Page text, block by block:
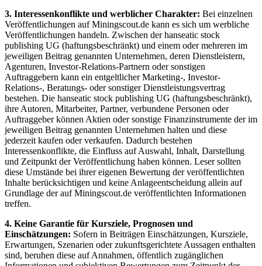
3. Interessenkonflikte und werblicher Charakter: Bei einzelnen
Veröffentlichungen auf Miningscout.de kann es sich um werbliche
Veröffentlichungen handeln. Zwischen der hanseatic stock
publishing UG (haftungsbeschränkt) und einem oder mehreren im
jeweiligen Beitrag genannten Unternehmen, deren Dienstleistern,
Agenturen, Investor-Relations-Partnern oder sonstigen
Auftraggebern kann ein entgeltlicher Marketing-, Investor-
Relations-, Beratungs- oder sonstiger Dienstleistungsvertrag
bestehen. Die hanseatic stock publishing UG (haftungsbeschränkt),
ihre Autoren, Mitarbeiter, Partner, verbundene Personen oder
Auftraggeber können Aktien oder sonstige Finanzinstrumente der im
jeweiligen Beitrag genannten Unternehmen halten und diese
jederzeit kaufen oder verkaufen. Dadurch bestehen
Interessenkonflikte, die Einfluss auf Auswahl, Inhalt, Darstellung
und Zeitpunkt der Veröffentlichung haben können. Leser sollten
diese Umstände bei ihrer eigenen Bewertung der veröffentlichten
Inhalte berücksichtigen und keine Anlageentscheidung allein auf
Grundlage der auf Miningscout.de veröffentlichten Informationen
treffen.
4. Keine Garantie für Kursziele, Prognosen und
Einschätzungen: Sofern in Beiträgen Einschätzungen, Kursziele,
Erwartungen, Szenarien oder zukunftsgerichtete Aussagen enthalten
sind, beruhen diese auf Annahmen, öffentlich zugänglichen